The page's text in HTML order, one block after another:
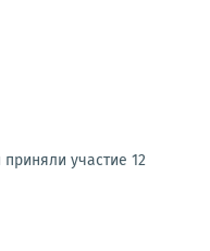
участие 12